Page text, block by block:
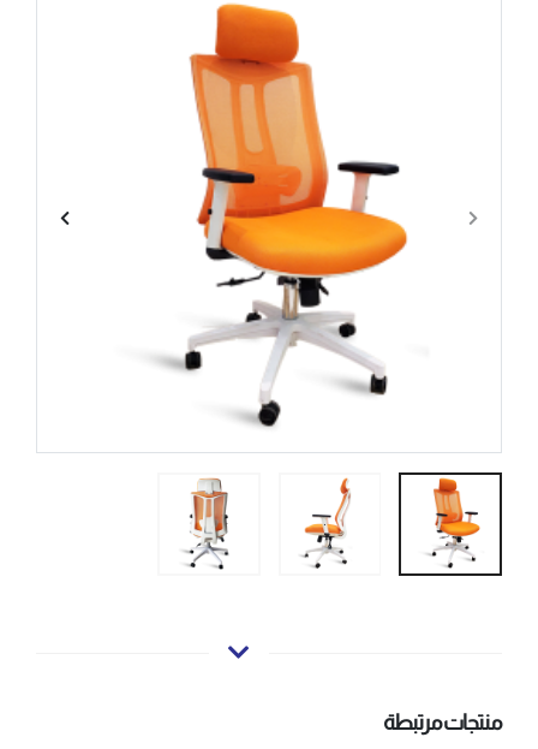
منتجات مرتبطة